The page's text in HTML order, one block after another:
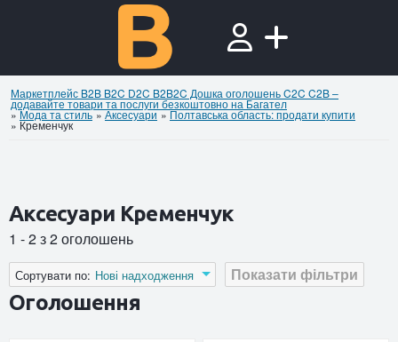
Маркетплейс B2B B2C D2C B2B2C Дошка оголошень C2C C2B –
додавайте товари та послуги безкоштовно на Багател
»Мода та стиль »Аксесуари »Полтавська область: продати купити
» Кременчук
Аксесуари Кременчук
1 - 2 з 2 оголошень
Показати фільтри
Сортувати по: Нові надходження
Оголошення